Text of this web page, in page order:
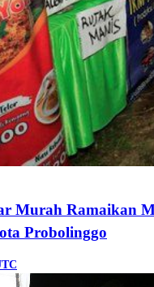
Murah Ramaikan
Probolinggo